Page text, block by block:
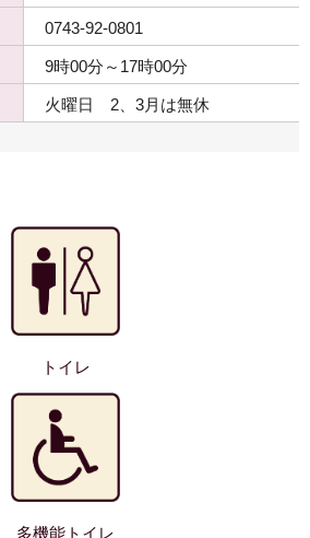
0743-92-0801
9時00分～17時00分
火曜日 2、3月は無休
トイレ
多機能トイレ